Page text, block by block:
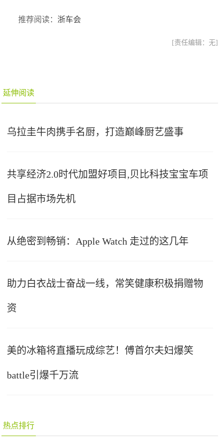
推荐阅读： 浙车会
[责任编辑：无]
延伸阅读
乌拉圭牛肉携手名厨，打造巅峰厨艺盛事
共享经济2.0时代加盟好项目,贝比科技宝宝车项
目占据市场先机
从绝密到畅销：Apple Watch 走过的这几年
助力白衣战士奋战一线，常笑健康积极捐赠物
资
美的冰箱将直播玩成综艺！傅首尔夫妇爆笑
battle引爆千万流
热点排行